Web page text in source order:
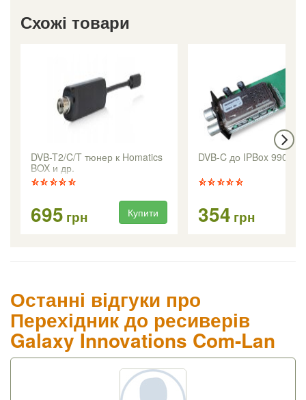
Схожі товари
DVB-T2/C/T тюнер к Homatics
BOX и др.
695 грн Купити
DVB-C до IPBox 9900HD
354 грн
Останні відгуки про
Перехідник до ресиверів
Galaxy Innovations Com-Lan